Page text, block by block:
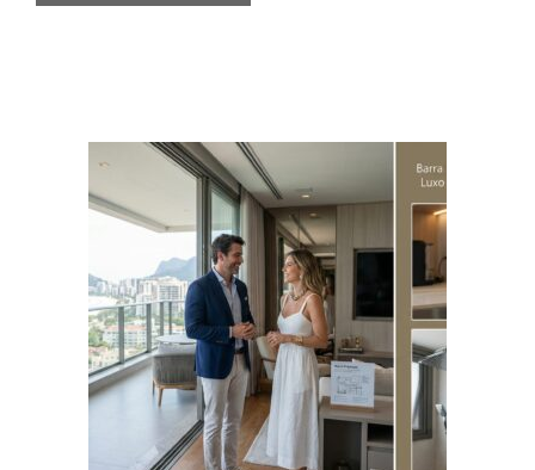
Compactas
Moradia
Premium
Em
Ipanema